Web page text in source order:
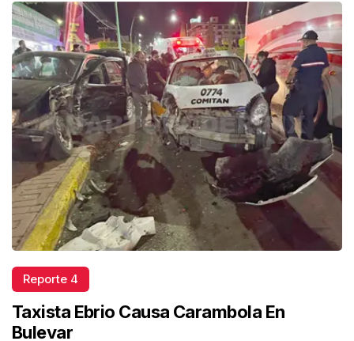
Reporte 4
Taxista Ebrio Causa Carambola En
Bulevar